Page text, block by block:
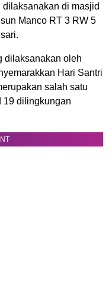
di masjid
Manco RT 3 RW 5
dilaksanakan oleh
Hari Santri
salah satu
19 dilingkungan